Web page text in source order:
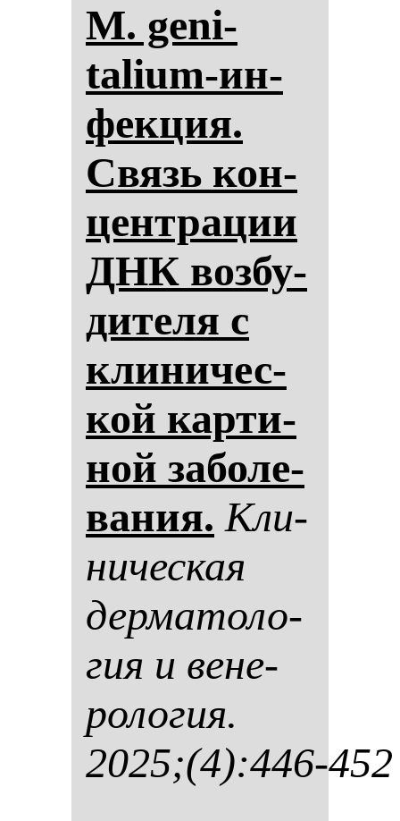
M. geni­
talium-ин­
фек­ция.
Связь кон­
цен­тра­ции
ДНК воз­бу­
ди­те­ля с
кли­ни­чес­
кой кар­ти­
ной за­бо­ле­
ва­ния. Кли­
ни­чес­кая
дер­ма­то­ло­
гия и ве­не­
ро­ло­гия.
2025;(4):446-452